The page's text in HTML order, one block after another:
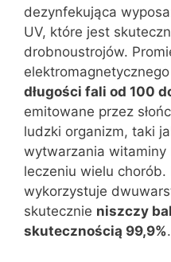
dezynfekująca
UV, które jest
drobnoustrojów.
długości fali od 100
emitowane przez
ludzki organizm, taki
wytwarzania witaminy
leczeniu wielu chorób.
wykorzystuje
skutecznie niszczy
skutecznością 99,9%.